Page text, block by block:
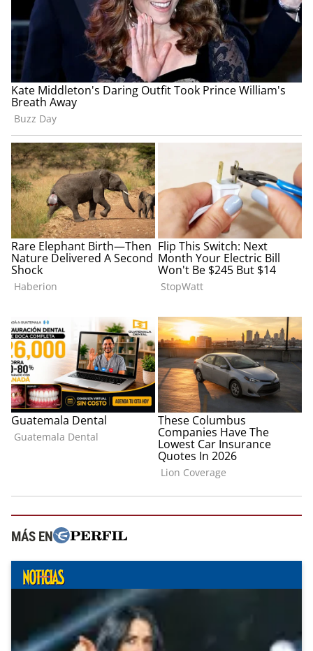
MÁS EN